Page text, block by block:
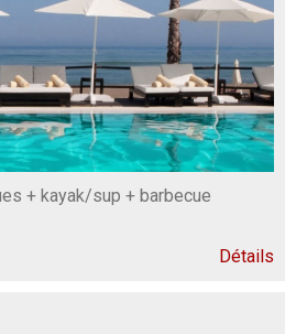
+ kayak/sup + barbecue
Détails